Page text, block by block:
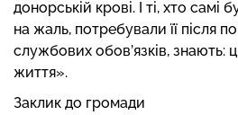
донорській крові. І ті, хто самі
на жаль, потребували її після
службових обов’язків, знають:
життя».
Заклик до громади